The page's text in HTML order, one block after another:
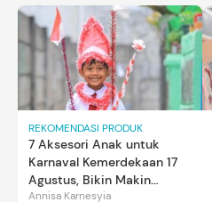
REKOMENDASI PRODUK
7 Aksesori Anak untuk
Karnaval Kemerdekaan 17
Agustus, Bikin Makin
Gemas
Annisa Karnesyia